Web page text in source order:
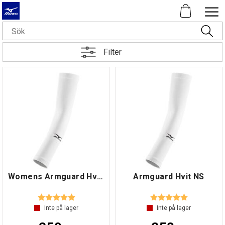
Filter
Womens Armguard Hvit NS
Betyg: 5.0 utav 5 stjärnor
Inte på lager
Armguard Hvit NS
Betyg: 5.0 utav 5
Inte på lager